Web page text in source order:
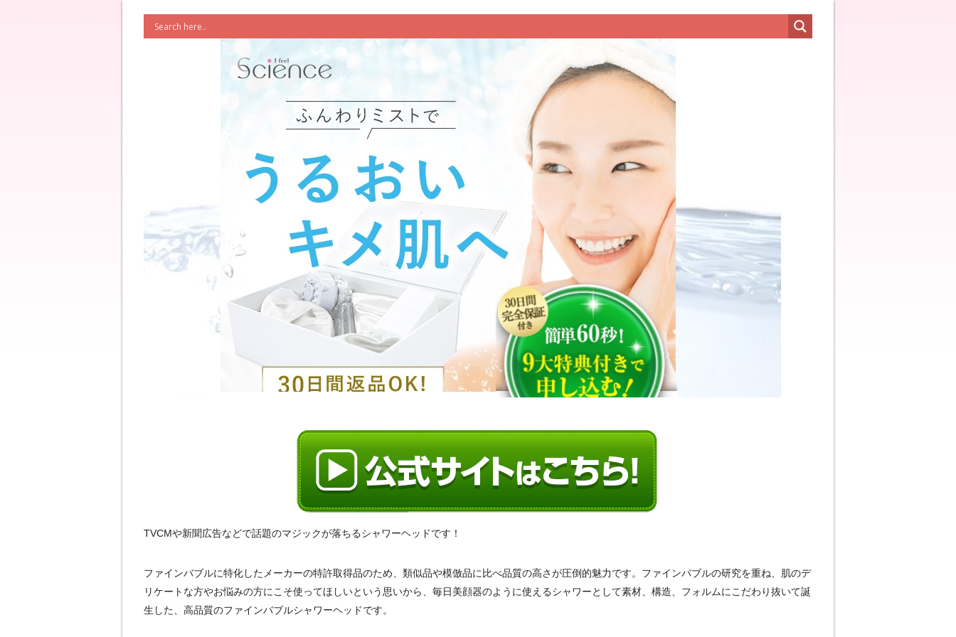
TVCMや新聞広告などで話題のマジックが落ちるシャワーヘッドです！
ファインバブルに特化したメーカーの特許取得品のため、類似品や模倣品に比べ品質の高さが圧倒的魅力です。ファインバブルの研究を重ね、肌のデ
リケートな方やお悩みの方にこそ使ってほしいという思いから、毎日美顔器のように使えるシャワーとして素材、構造、フォルムにこだわり抜いて誕
生した、高品質のファインバブルシャワーヘッドです。